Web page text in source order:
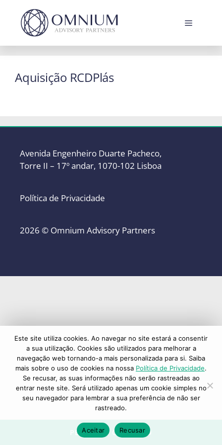
conteúdo
Menu
PEDIDO DE CONTACTO
Aquisição RCDPlás
Avenida Engenheiro Duarte Pacheco,
Torre II – 17º andar, 1070-102 Lisboa
Política de Privacidade
2026 © Omnium Advisory Partners
Este site utiliza cookies. Ao navegar no site estará a consentir
a sua utilização. Cookies são utilizados para melhorar a
navegação web tornando-a mais personalizada para si. Saiba
mais sobre o uso de cookies na nossa Política de Privacidade.
Se recusar, as suas informações não serão rastreadas ao
entrar neste site. Será utilizado apenas um cookie simples no
seu navegador para lembrar a sua preferência de não ser
rastreado.
Aceitar Recusar